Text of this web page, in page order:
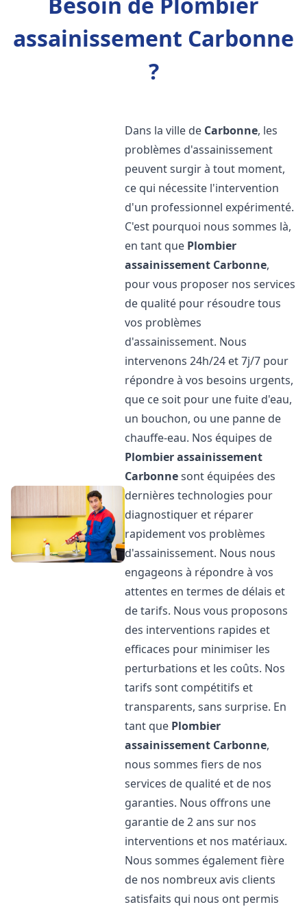
assainissement Carbonne
?
Dans la ville de Carbonne, les
problèmes d'assainissement
peuvent surgir à tout moment,
ce qui nécessite l'intervention
d'un professionnel expérimenté.
C'est pourquoi nous sommes là,
en tant que Plombier
assainissement Carbonne,
pour vous proposer nos services
de qualité pour résoudre tous
vos problèmes
d'assainissement. Nous
intervenons 24h/24 et 7j/7 pour
répondre à vos besoins urgents,
que ce soit pour une fuite d'eau,
un bouchon, ou une panne de
chauffe-eau. Nos équipes de
Plombier assainissement
Carbonnesont équipées des
dernières technologies pour
diagnostiquer et réparer
rapidement vos problèmes
d'assainissement. Nous nous
engageons à répondre à vos
attentes en termes de délais et
de tarifs. Nous vous proposons
des interventions rapides et
efficaces pour minimiser les
perturbations et les coûts. Nos
tarifs sont compétitifs et
transparents, sans surprise. En
tant que Plombier
assainissement Carbonne,
nous sommes fiers de nos
services de qualité et de nos
garanties. Nous offrons une
garantie de 2 ans sur nos
interventions et nos matériaux.
Nous sommes également fière
de nos nombreux avis clients
satisfaits qui nous ont permis